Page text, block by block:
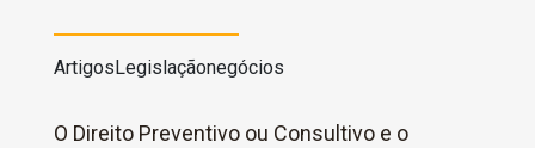
ArtigosLegislaçãonegócios
O Direito Preventivo ou Consultivo e o